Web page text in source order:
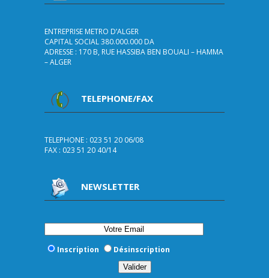
ENTREPRISE METRO D’ALGER
CAPITAL SOCIAL 380.000.000 DA
ADRESSE : 170 B, RUE HASSIBA BEN BOUALI – HAMMA
– ALGER
TELEPHONE/FAX
TELEPHONE : 023 51 20 06/08
FAX : 023 51 20 40/14
NEWSLETTER
Inscription Désinscription